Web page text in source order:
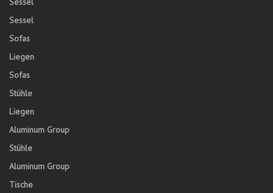
Sessel
Sofas
Liegen
Sofas
Stühle
Liegen
Aluminum Group
Stühle
Aluminum Group
Tische